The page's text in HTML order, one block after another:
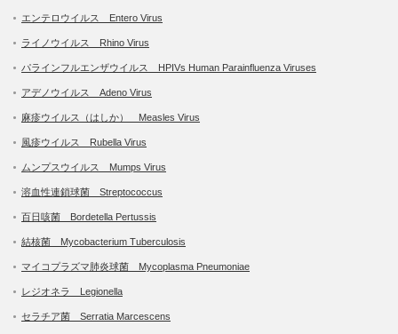
エンテロウイルス Entero Virus
ライノウイルス Rhino Virus
パラインフルエンザウイルス HPIVs Human Parainfluenza Viruses
アデノウイルス Adeno Virus
麻疹ウイルス（はしか） Measles Virus
風疹ウイルス Rubella Virus
ムンプスウイルス Mumps Virus
溶血性連鎖球菌 Streptococcus
百日咳菌 Bordetella Pertussis
結核菌 Mycobacterium Tuberculosis
マイコプラズマ肺炎球菌 Mycoplasma Pneumoniae
レジオネラ Legionella
セラチア菌 Serratia Marcescens